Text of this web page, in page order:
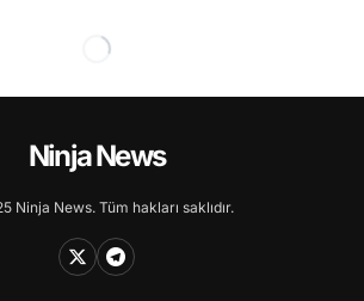
Ninja News
Ninja News. Tüm hakları saklıdır.